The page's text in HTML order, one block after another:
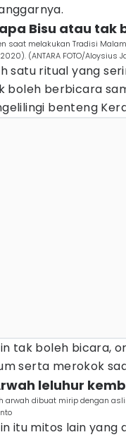
Bisu atau tak
saat melakukan Tradisi Malam
(ANTARA FOTO/Aloysius
satu ritual yang
boleh berbicara
benteng
tak boleh bicara,
serta merokok
leluhur
arwah dibuat mirip dengan
itu mitos lain